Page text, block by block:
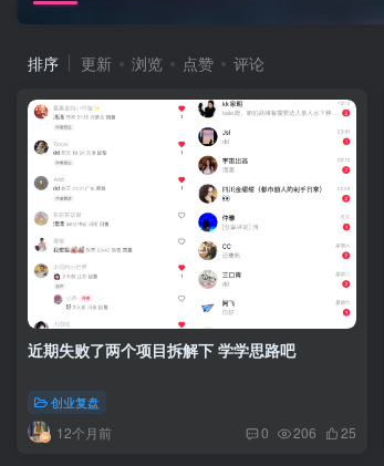
排序 更新 浏览 点赞 评论
近期失败了两个项目拆解下 学学思路吧
创业复盘
12个月前 0 206 25